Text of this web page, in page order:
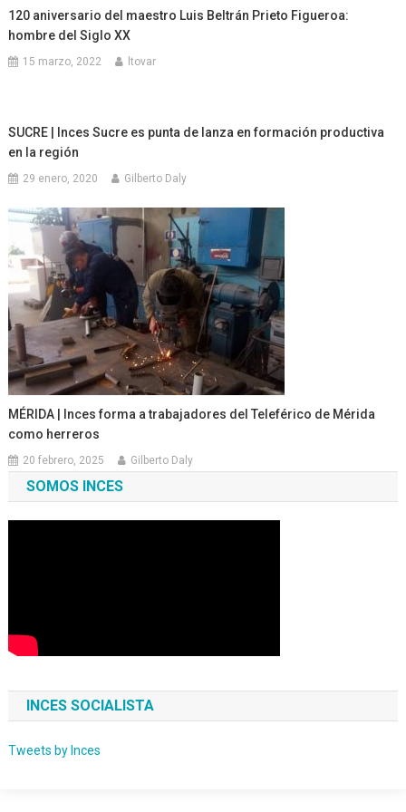
120 aniversario del maestro Luis Beltrán Prieto Figueroa:
hombre del Siglo XX
15 marzo, 2022 ltovar
SUCRE | Inces Sucre es punta de lanza en formación productiva
en la región
29 enero, 2020 Gilberto Daly
MÉRIDA | Inces forma a trabajadores del Teleférico de Mérida
como herreros
20 febrero, 2025 Gilberto Daly
SOMOS INCES
INCES SOCIALISTA
Tweets by Inces